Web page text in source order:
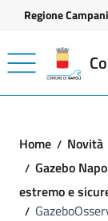
Vai ai contenuti
Vai al footer
Regione
Home
Novità
Gazebo
estremo e